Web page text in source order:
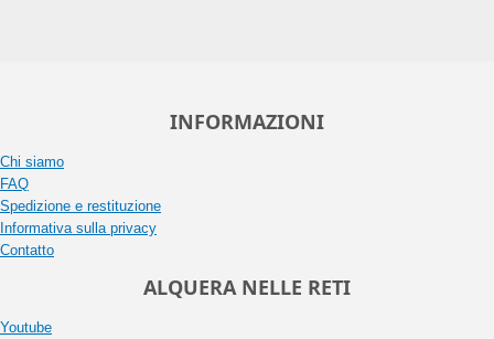
INFORMAZIONI
Chi siamo
FAQ
Spedizione e restituzione
Informativa sulla privacy
Contatto
ALQUERA NELLE RETI
Youtube